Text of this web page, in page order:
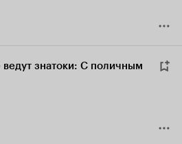
знатоки: С поличным